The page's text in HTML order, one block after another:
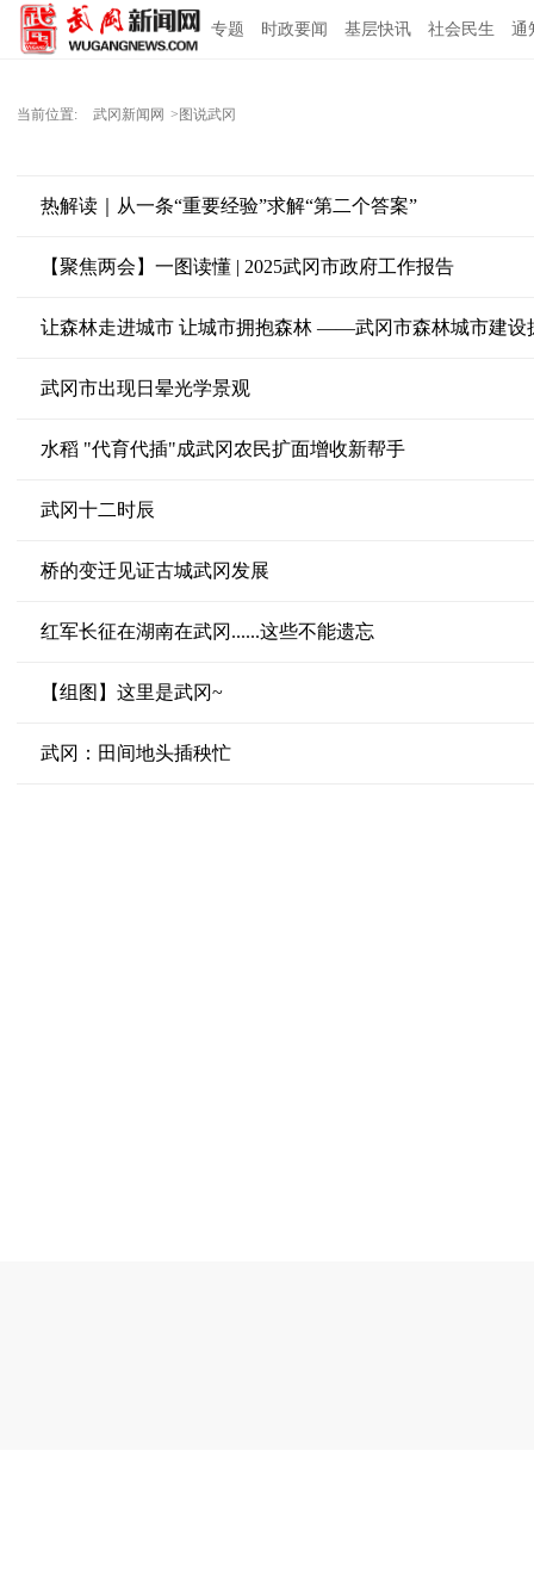
专题 时政要闻 基层快讯 社会民生 通
当前位置: 武冈新闻网 >图说武冈
热解读｜从一条“重要经验”求解“第二个答案”
【聚焦两会】一图读懂 | 2025武冈市政府工作报告
让森林走进城市 让城市拥抱森林 ——武冈市森林城市建设
武冈市出现日晕光学景观
水稻 "代育代插"成武冈农民扩面增收新帮手
武冈十二时辰
桥的变迁见证古城武冈发展
红军长征在湖南在武冈......这些不能遗忘
【组图】这里是武冈~
武冈：田间地头插秧忙